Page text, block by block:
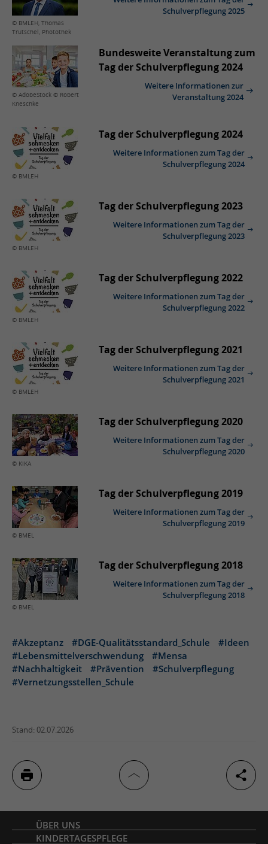
© BMLEH, Thomas
Trutschel, Photothek
Schulverpflegung 2025
© AdobeStock © Robert
Kneschke
Bundesweite Veranstaltung zum
Tag der Schulverpflegung 2024
Weitere Informationen zur
Veranstaltung 2024
© BMLEH
Tag der Schulverpflegung 2024
Weitere Informationen zum Tag der
Schulverpflegung 2024
© BMLEH
Tag der Schulverpflegung 2023
Weitere Informationen zum Tag der
Schulverpflegung 2023
© BMLEH
Tag der Schulverpflegung 2022
Weitere Informationen zum Tag der
Schulverpflegung 2022
© BMLEH
Tag der Schulverpflegung 2021
Weitere Informationen zum Tag der
Schulverpflegung 2021
© KiKA
Tag der Schulverpflegung 2020
Weitere Informationen zum Tag der
Schulverpflegung 2020
© BMEL
Tag der Schulverpflegung 2019
Weitere Informationen zum Tag der
Schulverpflegung 2019
© BMEL
Tag der Schulverpflegung 2018
Weitere Informationen zum Tag der
Schulverpflegung 2018
#Akzeptanz #DGE-Qualitätsstandard_Schule
#Ideen
#Lebensmittelverschwendung
#Mensa
#Nachhaltigkeit
#Prävention
#Schulverpflegung
#Vernetzungsstellen_Schule
Stand: 02.07.2026
Inhaltsverzeichnis
ÜBER UNS
KINDERTAGESPFLEGE